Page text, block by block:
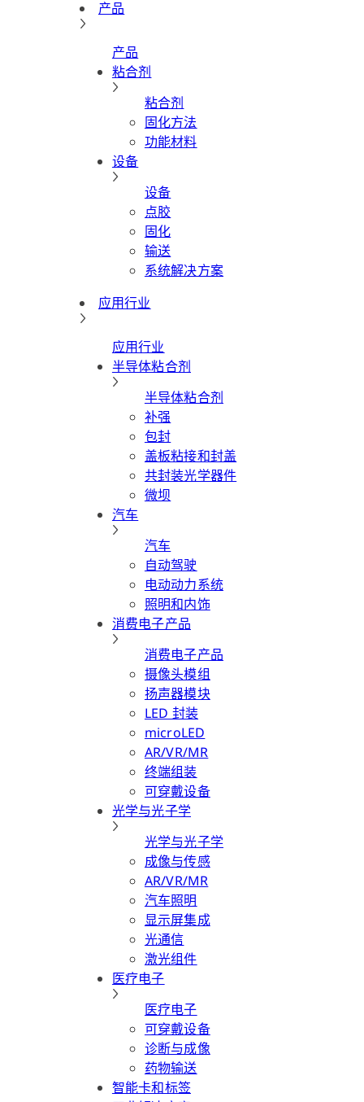
产品
产品
粘合剂
粘合剂
固化方法
功能材料
设备
设备
点胶
固化
输送
系统解决方案
应用行业
应用行业
半导体粘合剂
半导体粘合剂
补强
包封
盖板粘接和封盖
共封装光学器件
微坝
汽车
汽车
自动驾驶
电动动力系统
照明和内饰
消费电子产品
消费电子产品
摄像头模组
扬声器模块
LED 封装
microLED
AR/VR/MR
终端组装
可穿戴设备
光学与光子学
光学与光子学
成像与传感
AR/VR/MR
汽车照明
显示屏集成
光通信
激光组件
医疗电子
医疗电子
可穿戴设备
诊断与成像
药物输送
智能卡和标签